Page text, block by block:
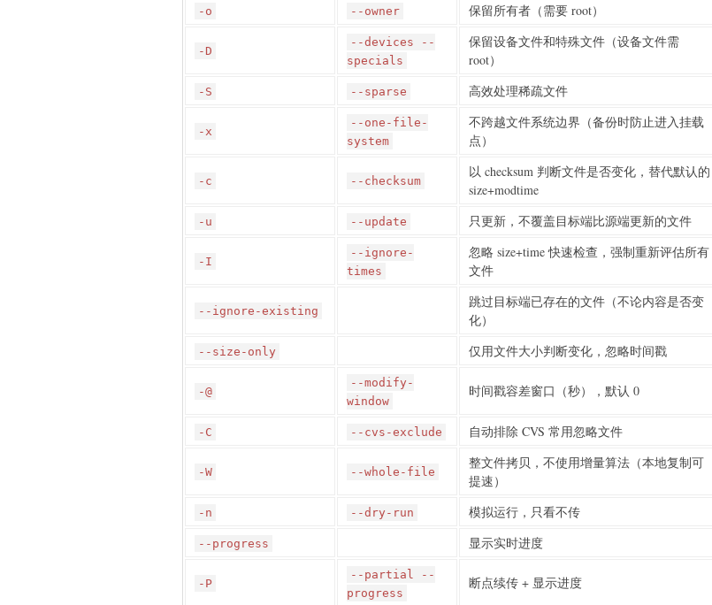
-o --owner 保留所有者（需要 root）
-D
--devices --
specials
保留设备文件和特殊文件（设备文件需
root）
-S --sparse 高效处理稀疏文件
-x
--one-file-
system
不跨越文件系统边界（备份时防止进入挂载
点）
-c --checksum
以 checksum 判断文件是否变化，替代默认的
size+modtime
-u --update 只更新，不覆盖目标端比源端更新的文件
-I
--ignore-
times
忽略 size+time 快速检查，强制重新评估所有
文件
--ignore-existing
跳过目标端已存在的文件（不论内容是否变
化）
--size-only 仅用文件大小判断变化，忽略时间戳
-@
--modify-
window
时间戳容差窗口（秒），默认 0
-C --cvs-exclude 自动排除 CVS 常用忽略文件
-W --whole-file
整文件拷贝，不使用增量算法（本地复制可
提速）
-n --dry-run 模拟运行，只看不传
--progress 显示实时进度
-P
--partial --
progress
断点续传 + 显示进度